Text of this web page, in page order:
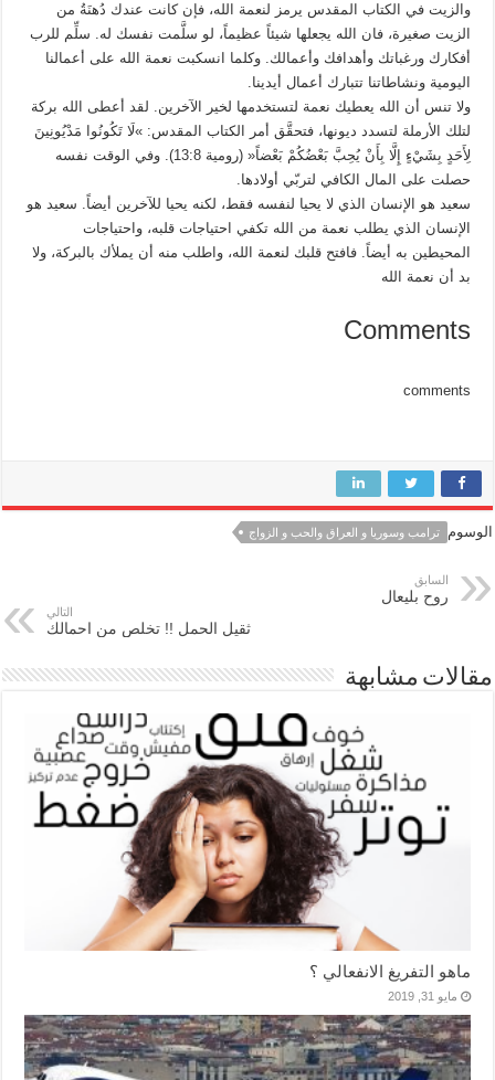
والزيت في الكتاب المقدس يرمز لنعمة الله، فإن كانت عندك دُهنَةُ من
الزيت صغيرة، فان الله يجعلها شيئاً عظيماً، لو سلَّمت نفسك له. سلِّم للرب
أفكارك ورغباتك وأهدافك وأعمالك. وكلما انسكبت نعمة الله على أعمالنا
اليومية ونشاطاتنا تتبارك أعمال أيدينا.
ولا تنس أن الله يعطيك نعمة لتستخدمها لخير الآخرين. لقد أعطى الله بركة
لتلك الأرملة لتسدد ديونها، فتحقَّق أمر الكتاب المقدس: »لَا تَكُونُوا مَدْيُونِينَ
لِأَحَدٍ بِشَيْءٍ إِلَّا بِأَنْ يُحِبَّ بَعْضُكُمْ بَعْضاً« (رومية 13:8). وفي الوقت نفسه
حصلت على المال الكافي لتربّي أولادها.
سعيد هو الإنسان الذي لا يحيا لنفسه فقط، لكنه يحيا للآخرين أيضاً. سعيد هو
الإنسان الذي يطلب نعمة من الله تكفي احتياجات قلبه، واحتياجات
المحيطين به أيضاً. فافتح قلبك لنعمة الله، واطلب منه أن يملأك بالبركة، ولا
بد أن نعمة الله
Comments
comments
الوسوم ترامب وسوريا و العراق والحب و الزواج
السابق
روح بليعال
التالي
ثقيل الحمل !! تخلص من احمالك
مقالات مشابهة
ماهو التفريغ الانفعالي ؟
مايو 31, 2019